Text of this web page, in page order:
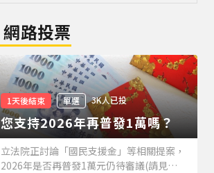
網路投票
1天後結束 單選 3K人已投
您支持2026年再普發1萬嗎？
立法院正討論「國民支援金」等相關提案，
2026年是否再普發1萬元仍待審議(請見下